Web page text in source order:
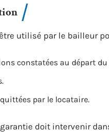
utilisé par le bailleur
constatées au départ
par le locataire.
doit intervenir